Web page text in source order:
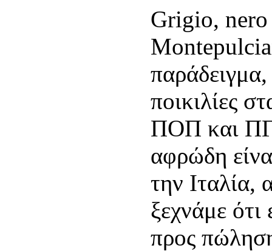
Grigio,
ποικιλίες
ΠΟΠ και
αφρώδη
την Ιταλία,
ξεχνάμε
προς